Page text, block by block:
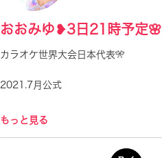
おおみゆ❥3日21時予定🌸
カラオケ世界大会日本代表🎌
2021.7月公式
おおみゆです🤦‍♂️❤️‍🩹
もっと見る